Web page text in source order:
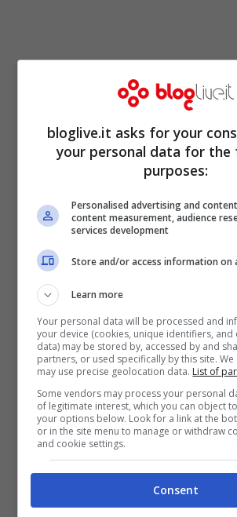
Non si sa come finirà questa
che si sa è che la Rodriguez,
stata prelevata dall’albergo in
alloggiava a Capri, ha
documenti che le sono stati
fatto nelle 48 ore di tempo
Questura proprio per la
della pratica (lunedì 11
sarebbe recata al comando
Stato di Milano, dove ha
i documenti che le erano stati
bloglive.it asks for your
your personal data for the
purposes:
Personalised advertising and
content measurement, audience
services development
Store and/or access information on
Learn more
Your personal data will be processed and
your device (cookies, unique identifiers, and
data) may be stored by, accessed by and
partners, or used specifically by this site.
may use precise geolocation data. List of
Some vendors may process your personal
of legitimate interest, which you can object
your options below. Look for a link at the
or in the site menu to manage or withdraw
and cookie settings.
Consent